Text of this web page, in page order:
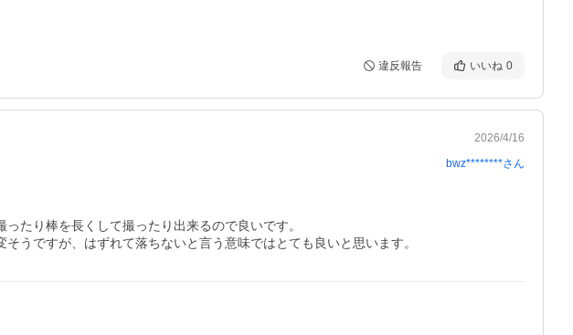
違反報告 いいね 0
2026/4/16
bwz********さん
たり棒を長くして撮ったり出来るので良いです。
うですが、はずれて落ちないと言う意味ではとても良いと思います。